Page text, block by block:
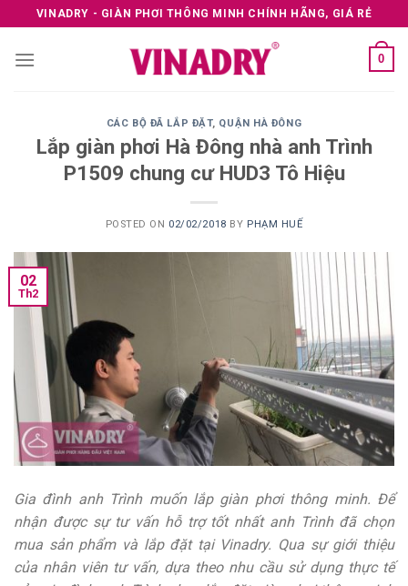
to
content
VINADRY - GIÀN PHƠI THÔNG MINH CHÍNH HÃNG, GIÁ RẺ
0
CÁC BỘ ĐÃ LẮP ĐẶT, QUẬN HÀ ĐÔNG
Lắp giàn phơi Hà Đông nhà anh Trình
P1509 chung cư HUD3 Tô Hiệu
POSTED ON 02/02/2018 BY PHẠM HUẾ
02
Th2
Gia đình anh Trình muốn lắp giàn phơi thông minh. Để
nhận được sự tư vấn hỗ trợ tốt nhất anh Trình đã chọn
mua sản phẩm và lắp đặt tại Vinadry. Qua sự giới thiệu
của nhân viên tư vấn, dựa theo nhu cầu sử dụng thực tế